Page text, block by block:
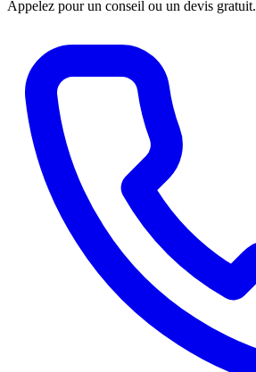
Appelez pour un conseil ou un devis gratuit.